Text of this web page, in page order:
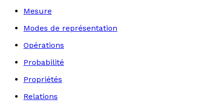
Mesure
Modes de représentation
Opérations
Probabilité
Propriétés
Relations